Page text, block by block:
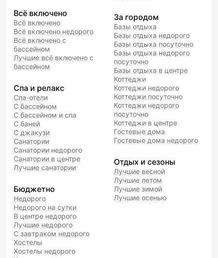
Всё включено
Всё включено
Всё включено недорого
Всё включено с
бассейном
Лучшие всё включено с
бассейном
Спа и релакс
Спа-отели
С бассейном
С бассейном и спа
С баней
С джакузи
Санатории
Санатории недорого
Санатории в центре
Лучшие санатории
Бюджетно
Недорого
Недорого на сутки
В центре недорого
Лучшие недорого
С завтраком недорого
Хостелы
Хостелы недорого
За городом
Базы отдыха
Базы отдыха недорого
Базы отдыха посуточно
Базы отдыха недорого
посуточно
Базы отдыха в центре
Коттеджи
Коттеджи недорого
Коттеджи посуточно
Коттеджи недорого
посуточно
Коттеджи в центре
Гостевые дома
Гостевые дома недорого
Отдых и сезоны
Лучшие весной
Лучшие летом
Лучшие зимой
Лучшие осенью